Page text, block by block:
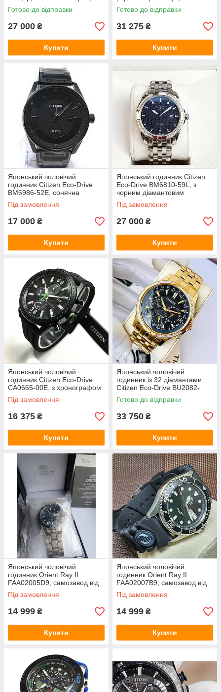
тривалий календар
хронограф другий час
Готово до відправки
27 000 ₴
Купити
календар, сонячна батарея,
сапфір
Готово до відправки
31 275 ₴
Купити
Японський чоловічий
годинник Citizen Eco-Drive
BM6986-52E, сонячна
батарея
Під замовлення
17 000 ₴
Купити
Японський годинник Citizen
Eco-Drive BM6810-59L, з
чорним діамантовим
циферблатом, сонячна
батарея
Під замовлення
27 000 ₴
Купити
Японський чоловічий
годинник Citizen Eco-Drive
CA0665-00E, з хронографом
на сонячній батареї, світні
стрілки
Під замовлення
16 375 ₴
Купити
Японський чоловічий
годинник із 32 діамантами
Citizen Eco-Drive BU2082-
56E. Сонячна батарея
Готово до відправки
33 750 ₴
Купити
Японський чоловічий
годинник Orient Ray II
FAA02005D9, самозавод від
руху
Під замовлення
14 999 ₴
Купити
Японський чоловічий
годинник Orient Ray II
FAA02007B9, самозавод від
руху
Під замовлення
14 999 ₴
Купити